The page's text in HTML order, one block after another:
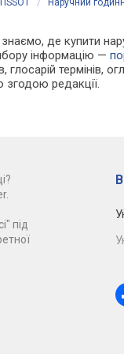
/ Наручний
де купити
інформацію —
термінів,
згодою редакції.
під